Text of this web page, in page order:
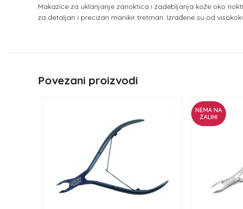
Makazice za uklanjanje zanoktica i zadebljanja kože oko
za detaljan i precizan manikir tretman. Izrađene su od
Povezani proizvodi
NEMA NA
ZALIHI